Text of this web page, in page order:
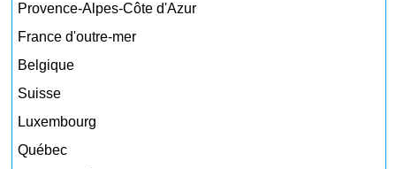
Provence-Alpes-Côte d'Azur
France d'outre-mer
Belgique
Suisse
Luxembourg
Québec